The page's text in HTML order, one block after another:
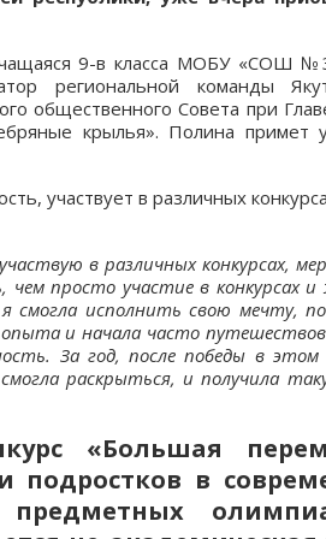
9-в класса МОБУ «СОШ
региональной команды
общественного Совета при
крылья». Полина примет
участвует в различных
в различных конкурсах,
чем просто участие в конкурсах
я смогла исполнить свою мечту,
опыта и начала часто
За год, после победы в этом
смогла раскрыться, и получила
«Большая
в